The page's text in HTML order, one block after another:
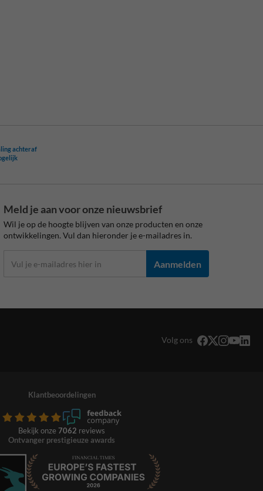
achteraf
Meld je aan voor onze nieuwsbrief
Wil je op de hoogte blijven van onze producten en onze
ontwikkelingen. Vul dan hieronder je e-mailadres in.
Aanmelden
Volg ons
Klantbeoordelingen
Bekijk onze 7062 reviews
Ontvanger prestigieuze awards